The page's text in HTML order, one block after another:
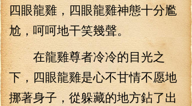
四眼龍雞，四眼龍雞神態十分尷
尬，呵呵地干笑幾聲。
在龍雞尊者冷冷的目光之
下，四眼龍雞是心不甘情不愿地
挪著身子，從躲藏的地方鉆了出